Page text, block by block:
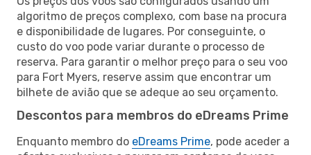
algoritmo de preços complexo, com base na procura
e disponibilidade de lugares. Por conseguinte, o
custo do voo pode variar durante o processo de
reserva. Para garantir o melhor preço para o seu voo
para Fort Myers, reserve assim que encontrar um
bilhete de avião que se adeque ao seu orçamento.
Descontos para membros do eDreams Prime
Enquanto membro do eDreams Prime, pode aceder a